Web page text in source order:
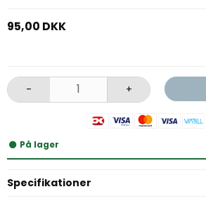
95,00 DKK
- +
På lager
Specifikationer